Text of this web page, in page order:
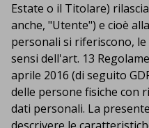
Estate o il Titolare)
anche, "Utente") e cioè
personali si riferiscono,
sensi dell'art. 13
aprile 2016 (di seguito
delle persone fisiche con
dati personali. La